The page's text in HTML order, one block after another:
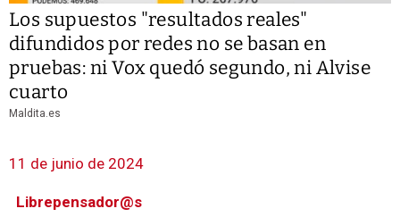
Los supuestos "resultados reales"
difundidos por redes no se basan en
pruebas: ni Vox quedó segundo, ni Alvise
cuarto
Maldita.es
11 de junio de 2024
Librepensador@s